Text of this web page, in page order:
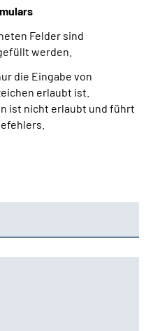
Felder sind
werden.
die Eingabe von
erlaubt ist.
ist nicht erlaubt und führt